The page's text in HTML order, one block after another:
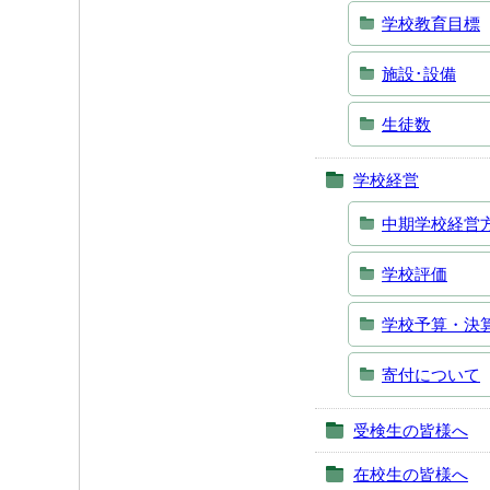
学校教育目標
施設･設備
生徒数
学校経営
中期学校経営
学校評価
学校予算・決
寄付について
受検生の皆様へ
在校生の皆様へ